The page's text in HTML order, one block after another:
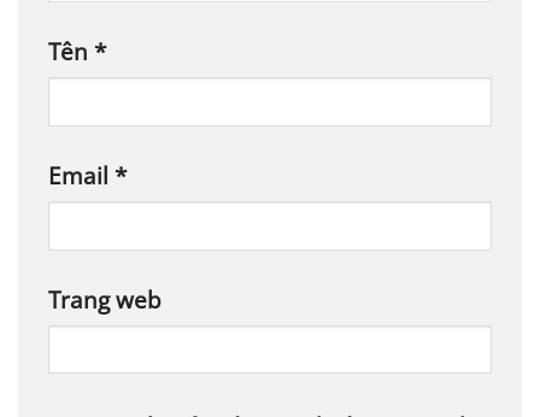
Tên *
Email *
Trang web